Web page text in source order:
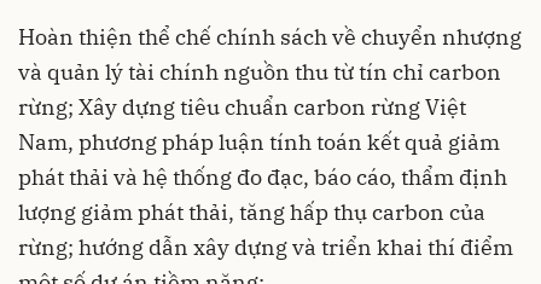
Hoàn thiện thể chế chính sách về chuyển nhượng
và quản lý tài chính nguồn thu từ tín chỉ carbon
rừng; Xây dựng tiêu chuẩn carbon rừng Việt
Nam, phương pháp luận tính toán kết quả giảm
phát thải và hệ thống đo đạc, báo cáo, thẩm định
lượng giảm phát thải, tăng hấp thụ carbon của
rừng; hướng dẫn xây dựng và triển khai thí điểm